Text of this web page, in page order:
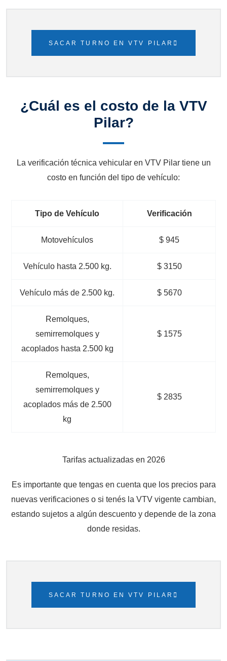
SACAR TURNO EN VTV PILAR
¿Cuál es el costo de la VTV
Pilar?
La verificación técnica vehicular en VTV Pilar tiene un
costo en función del tipo de vehículo:
Tipo de Vehículo Verificación
Motovehículos $ 945
Vehículo hasta 2.500 kg. $ 3150
Vehículo más de 2.500 kg. $ 5670
Remolques,
semirremolques y
acoplados hasta 2.500 kg
$ 1575
Remolques,
semirremolques y
acoplados más de 2.500
kg
$ 2835
Tarifas actualizadas en 2026
Es importante que tengas en cuenta que los precios para
nuevas verificaciones o si tenés la VTV vigente cambian,
estando sujetos a algún descuento y depende de la zona
donde residas.
SACAR TURNO EN VTV PILAR